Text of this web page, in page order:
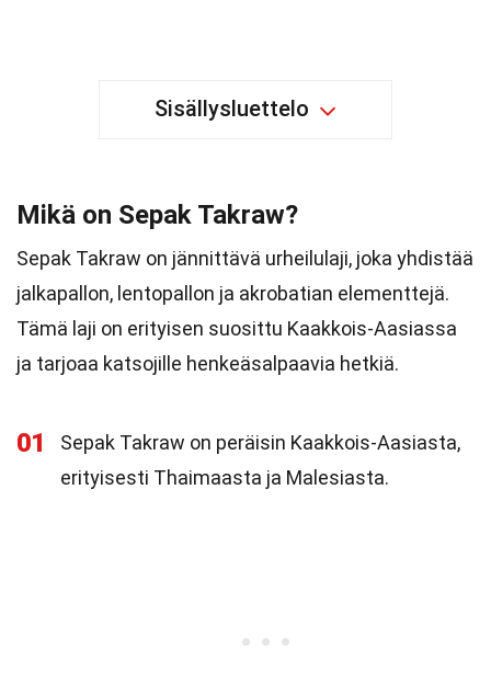
Sisällysluettelo
Mikä on Sepak Takraw?
Sepak Takraw on jännittävä urheilulaji, joka yhdistää
jalkapallon, lentopallon ja akrobatian elementtejä.
Tämä laji on erityisen suosittu Kaakkois-Aasiassa
ja tarjoaa katsojille henkeäsalpaavia hetkiä.
01
Sepak Takraw on peräisin Kaakkois-Aasiasta,
erityisesti Thaimaasta ja Malesiasta.